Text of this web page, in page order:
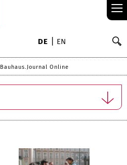
≡
DE EN
Bauhaus.Journal Online